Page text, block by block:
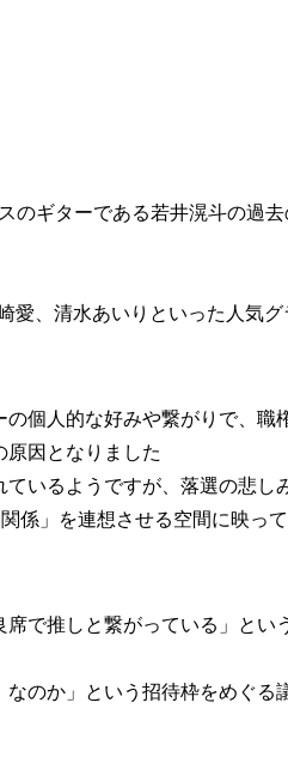
のギターである若井滉斗の過
愛、清水あいりといった人気
個人的な好みや繋がりで、職
因となりました
いるようですが、落選の悲し
係」を連想させる空間に映っ
で推しと繋がっている」とい
のか」という招待枠をめぐる